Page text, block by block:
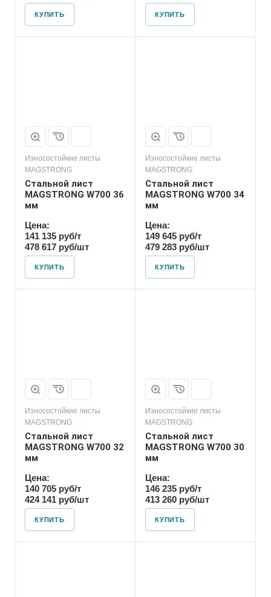
КУПИТЬ КУПИТЬ
Износостойкие листы
MAGSTRONG
Стальной лист
MAGSTRONG W700 36
мм
Цена:
141 135 руб/т
478 617 руб/шт
КУПИТЬ
Износостойкие листы
MAGSTRONG
Стальной лист
MAGSTRONG W700 34
мм
Цена:
149 645 руб/т
479 283 руб/шт
КУПИТЬ
Износостойкие листы
MAGSTRONG
Стальной лист
MAGSTRONG W700 32
мм
Цена:
140 705 руб/т
424 141 руб/шт
КУПИТЬ
Износостойкие листы
MAGSTRONG
Стальной лист
MAGSTRONG W700 30
мм
Цена:
146 235 руб/т
413 260 руб/шт
КУПИТЬ